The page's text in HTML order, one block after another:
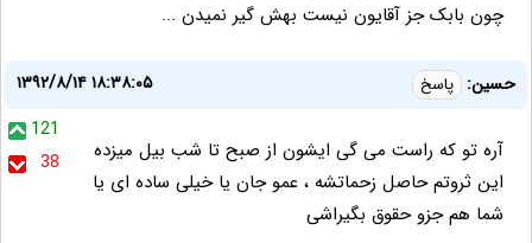
چون بابک جز آقایون نیست بهش گیر نمیدن ...
حسین: پاسخ
۱۳۹۲/۸/۱۴ ۱۸:۳۸:۰۵
121
38
آره تو که راست می گی ایشون از صبح تا شب بیل میزده
این ثروتم حاصل زحماتشه ، عمو جان یا خیلی ساده ای یا
شما هم جزو حقوق بگیراشی